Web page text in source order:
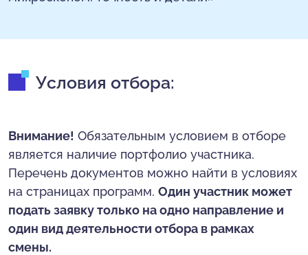
Условия отбора:
Внимание! Обязательным условием в отборе
является наличие портфолио участника.
Перечень документов можно найти в условиях
на страницах программ. Один участник может
подать заявку только на одно направление и
один вид деятельности отбора в рамках
смены.